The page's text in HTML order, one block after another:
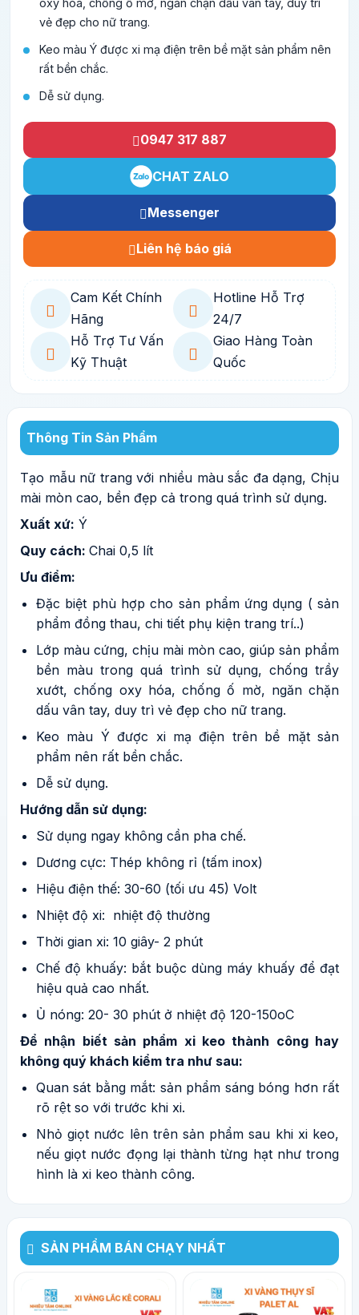
oxy hóa, chống ố mờ, ngăn chặn dấu vân tay, duy trì
vẻ đẹp cho nữ trang.
Keo màu Ý được xi mạ điện trên bề mặt sản phẩm nên
rất bền chắc.
Dễ sử dụng.
0947 317 887
CHAT ZALO
Messenger
Liên hệ báo giá
Cam Kết Chính
Hãng
Hotline Hỗ Trợ
24/7
Hỗ Trợ Tư Vấn
Kỹ Thuật
Giao Hàng Toàn
Quốc
Thông Tin Sản Phẩm
Tạo mẫu nữ trang với nhiều màu sắc đa dạng, Chịu
mài mòn cao, bền đẹp cả trong quá trình sử dụng.
Xuất xứ: Ý
Quy cách: Chai 0,5 lít
Ưu điểm:
Đặc biệt phù hợp cho sản phẩm ứng dụng ( sản
phẩm đồng thau, chi tiết phụ kiện trang trí..)
Lớp màu cứng, chịu mài mòn cao, giúp sản phẩm
bền màu trong quá trình sử dụng, chống trầy
xướt, chống oxy hóa, chống ố mờ, ngăn chặn
dấu vân tay, duy trì vẻ đẹp cho nữ trang.
Keo màu Ý được xi mạ điện trên bề mặt sản
phẩm nên rất bền chắc.
Dễ sử dụng.
Hướng dẫn sử dụng:
Sử dụng ngay không cần pha chế.
Dương cực: Thép không rỉ (tấm inox)
Hiệu điện thế: 30-60 (tối ưu 45) Volt
Nhiệt độ xi: nhiệt độ thường
Thời gian xi: 10 giây- 2 phút
Chế độ khuấy: bắt buộc dùng máy khuấy để đạt
hiệu quả cao nhất.
Ủ nóng: 20- 30 phút ở nhiệt độ 120-150oC
Để nhận biết sản phẩm xi keo thành công hay
không quý khách kiểm tra như sau:
Quan sát bằng mắt: sản phẩm sáng bóng hơn rất
rõ rệt so với trước khi xi.
Nhỏ giọt nước lên trên sản phẩm sau khi xi keo,
nếu giọt nước đọng lại thành từng hạt như trong
hình là xi keo thành công.
SẢN PHẨM BÁN CHẠY NHẤT